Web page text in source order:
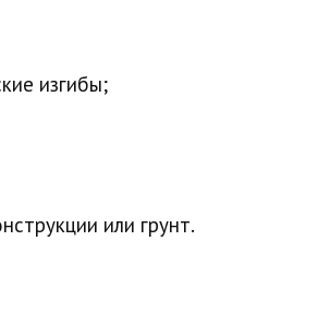
изгибы;
или грунт.